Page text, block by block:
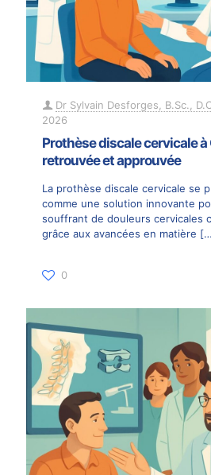
Dr Sylvain Desforges, B.Sc.,
2026
Prothèse discale cervicale
retrouvée et approuvée
La prothèse discale cervicale se
comme une solution innovante
souffrant de douleurs cervicales
grâce aux avancées en matière
0